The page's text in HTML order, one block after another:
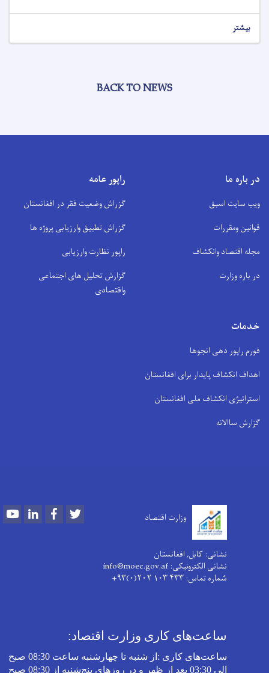
بیشتر
BACK TO NEWS
در باره ما
ویب سایت اسبق
قوانین ومقررات
مجله اقتصاد وانکشاف
در باره وزارت
راپور عامه
گزراش وضعیت فقر در افغانستان
گزراش تطبیق وارزیابی پروژه ها
راپور نظارت وارزیابی
گزارش تحلیل های اجتماعی
واقتصادی
خدمات
فورم راپور دهی انجوها
اهداف انکشاف پایدار برای افغانستان
استراتیژی انکشاف ملی افغانستان
گزارش ساالانه
وزارت اقتصاد YoutubeLinkedInFacebook
نشانی: کابل, افغانستان
نشانی الکترونیکی: info@moec.gov.af
شماره تماس: ۴۳۳ ۱۰۳ ۲۰۲(۰)۹۳+
ساعت‌های کاری وزارت اقتصاد:
ساعت‌های کاری :
از شنبه تا چهارشنبه‌ ساعت 08:30 صبح
الی 03:30 بعد از ظهر و در روز‌های پنج‌شنبه از 08:30 صبح